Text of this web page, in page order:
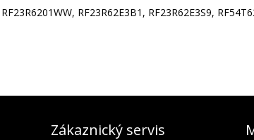
RF23R62E3B1, RF23R62E3S9,
Zákaznický servis